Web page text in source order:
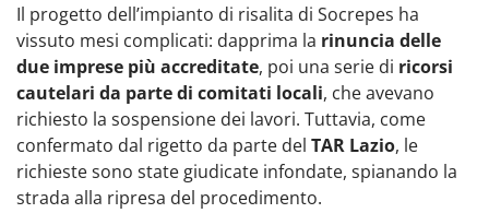
Il progetto dell’impianto di risalita di Socrepes ha
vissuto mesi complicati: dapprima la rinuncia delle
due imprese più accreditate, poi una serie di ricorsi
cautelari da parte di comitati locali, che avevano
richiesto la sospensione dei lavori. Tuttavia, come
confermato dal rigetto da parte del TAR Lazio, le
richieste sono state giudicate infondate, spianando la
strada alla ripresa del procedimento.